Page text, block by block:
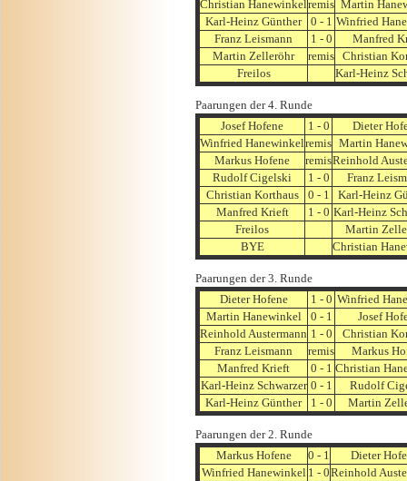
Christian Hanewinkelremis Martin
Karl-Heinz Günther
0 - 1 Winfried
Franz Leismann
1 - 0
Manfred
Martin Zelleröhr
remis Christian
Freilos
Karl-Heinz
Paarungen der 4. Runde
Josef Hofene
1 - 0
Dieter
Winfried Hanewinkelremis Martin
Markus Hofene
remisReinhold
Rudolf Cigelski
1 - 0
Franz
Christian Korthaus
0 - 1
Karl-Heinz
Manfred Krieft
1 - 0 Karl-Heinz
Freilos
Martin
BYE
Christian
Paarungen der 3. Runde
Dieter Hofene
1 - 0 Winfried
Martin Hanewinkel
0 - 1
Josef
Reinhold Austermann 1 - 0
Christian
Franz Leismann
remis
Markus
Manfred Krieft
0 - 1 Christian
Karl-Heinz Schwarzer 0 - 1
Rudolf
Karl-Heinz Günther
1 - 0 Martin
Paarungen der 2. Runde
Markus Hofene
0 - 1
Dieter
Winfried Hanewinkel 1 - 0Reinhold